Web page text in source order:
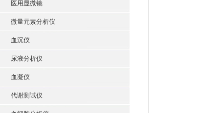
医用显微镜
微量元素分析仪
血沉仪
尿液分析仪
血凝仪
代谢测试仪